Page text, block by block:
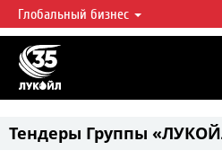
ЛУКОЙЛ СЕГОДНЯ
ЛУКОЙЛ — одна из крупнейших
нефтегазовых компаний в мире, на долю
мировой добычи нефти и около 1%
Глобальный бизнес
Тендеры Группы